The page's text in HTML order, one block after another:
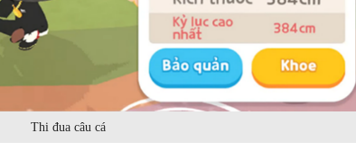
Thi đua câu cá